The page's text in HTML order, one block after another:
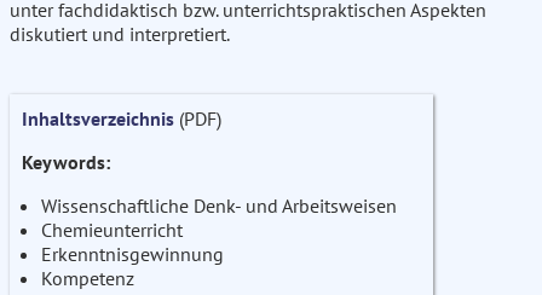
unter fachdidaktisch bzw. unterrichtspraktischen Aspekten
diskutiert und interpretiert.
Inhaltsverzeichnis (PDF)
Keywords:
Wissenschaftliche Denk- und Arbeitsweisen
Chemieunterricht
Erkenntnisgewinnung
Kompetenz